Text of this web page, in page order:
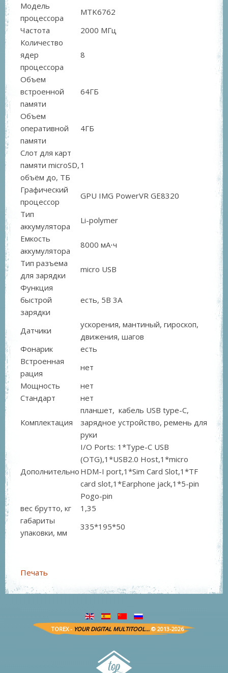
Модель
процессора
MTK6762
Частота
2000 МГц
Количество
ядер
процессора
8
Объем
встроенной
памяти
64ГБ
Объем
оперативной
памяти
4ГБ
Слот для карт
памяти microSD,
объём до, ТБ
1
Графический
процессор
GPU IMG PowerVR GE8320
Тип
аккумулятора
Li-polymer
Емкость
аккумулятора
8000 мА⋅ч
Тип разъема
для зарядки
micro USB
Функция
быстрой
зарядки
есть, 5В 3А
Датчики
ускорения, мантиный, гироскоп,
движения, шагов
Фонарик
есть
Встроенная
рация
нет
Мощность
нет
Стандарт
нет
Комплектация
планшет, кабель USB type-C,
зарядное устройство, ремень для
руки
Дополнительно
I/O Ports: 1*Type-C USB
(OTG),1*USB2.0 Host,1*micro
HDM-I port,1*Sim Card Slot,1*TF
card slot,1*Earphone jack,1*5-pin
Pogo-pin
вес брутто, кг
1,35
габариты
упаковки, мм
335*195*50
Печать
TOREX - YOUR DIGITAL MULTITOOL...© 2013-2026